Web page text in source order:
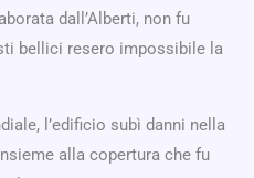
dall’Alberti, non fu
bellici resero impossibile la
l’edificio subì danni nella
alla copertura che fu